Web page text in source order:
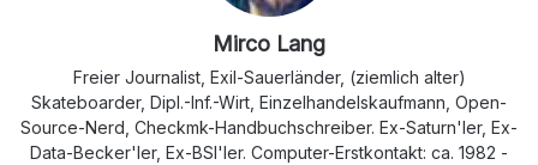
Mirco Lang
Freier Journalist, Exil-Sauerländer, (ziemlich alter)
Skateboarder, Dipl.-Inf.-Wirt, Einzelhandelskaufmann, Open-
Source-Nerd, Checkmk-Handbuchschreiber. Ex-Saturn'ler, Ex-
Data-Becker'ler, Ex-BSI'ler. Computer-Erstkontakt: ca. 1982 -